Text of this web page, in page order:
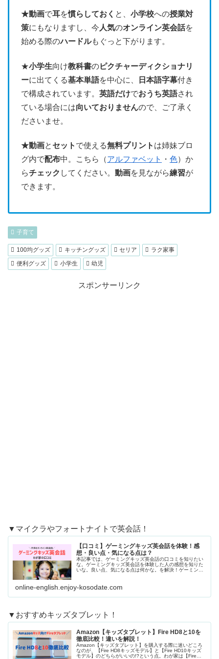
★動画で耳を慣らしておく と、 小学校への授業対
策にもなりますし、今 人気のオンライン英会話を
始める際のハードルもぐっと下がります。
★小学生向け教科書のピクチャーディクショナリ
ーに出てくる基本単語を中心に、 日本語字幕付き
で構成されています。 英語だけでおうち英語され
ている場合には向いておりませんので、ご了承く
ださいませ。
★動画と セット で使える無料プリント は姉妹ブロ
グ内で配布中。こちら（アルファベット ・ 色）か
らチェック してください。 動画を見ながら練習が
できます。
子育て
100均グッズ キッチングッズ セリア
ラク家事
便利グッズ
小学生 幼児
スポンサーリンク
▼マイクラやフォートナイトで英会話！
【口コミ】ゲーミングキッズ英会話を体験！感
想・良い点・気になる点は？
本記事では、ゲーミングキッズ英会話の口コミを知りたい
な。ゲーミングキッズ英会話を体験した人の感想を知りた
いな。良い点、気になる点は何かな。を解決！ゲーミング
online-english.enjoy-kosodate.com
▼おすすめキッズタブレット！
Amazon【キッズタブレット】Fire HD8と10を
徹底比較！違いを解説！
Amazon【キッズタブレット】を購入する際に迷いどころ
なのが、【Fire HD8キッズモデル】と【Fire HD10キッズ
モデル】のどちらがいいの!?という点。わが家は【Fire